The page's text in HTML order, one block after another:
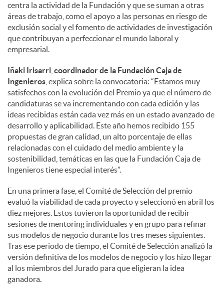
centra la actividad de la Fundación y que se suman a otras
áreas de trabajo, como el apoyo a las personas en riesgo de
exclusión social y el fomento de actividades de investigación
que contribuyan a perfeccionar el mundo laboral y
empresarial.
Iñaki Irisarri coordinador de la Fundación Caja de
Ingenieros , explica sobre la convocatoria: “Estamos muy
satisfechos con la evolución del Premio ya que el número de
candidaturas se va incrementando con cada edición y las
ideas recibidas están cada vez más en un estado avanzado de
desarrollo y aplicabilidad. Este año hemos recibido 155
propuestas de gran calidad, un alto porcentaje de ellas
relacionadas con el cuidado del medio ambiente y la
sostenibilidad, temáticas en las que la Fundación Caja de
Ingenieros tiene especial interés”.
En una primera fase, el Comité de Selección del premio
evaluó la viabilidad de cada proyecto y seleccionó en abril los
diez mejores. Estos tuvieron la oportunidad de recibir
sesiones de mentoring individuales y en grupo para refinar
sus modelos de negocio durante los tres meses siguientes.
Tras ese periodo de tiempo, el Comité de Selección analizó la
versión definitiva de los modelos de negocio y los hizo llegar
al los miembros del Jurado para que eligieran la idea
ganadora.